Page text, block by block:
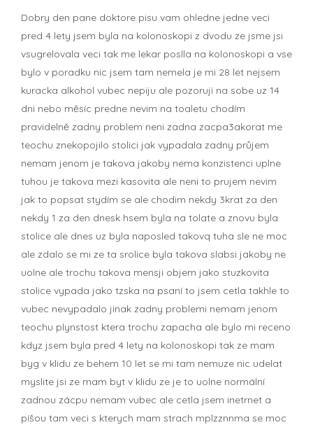
Dobry den pane doktore pisu vam ohledne jedne veci
pred 4 lety jsem byla na kolonoskopi z dvodu ze jsme jsi
vsugrelovala veci tak me lekar poslla na kolonoskopi a vse
bylo v poradku nic jsem tam nemela je mi 28 let nejsem
kuracka alkohol vubec nepiju ale pozoruji na sobe uz 14
dni nebo měsíc predne nevim na toaletu chodím
pravidelně zadny problem neni zadna zacpa3akorat me
teochu znekopojilo stolici jak vypadala zadny průjem
nemam jenom je takova jakoby nema konzistenci uplne
tuhou je takova mezi kasovita ale neni to prujem nevim
jak to popsat stydím se ale chodim nekdy 3krat za den
nekdy 1 za den dnesk hsem byla na tolate a znovu byla
stolice ale dnes uz byla naposled takovq tuha sle ne moc
ale zdalo se mi ze ta srolice byla takova slabsi jakoby ne
uolne ale trochu takova mensji objem jako stuzkovita
stolice vypada jako tzska na psaní to jsem cetla takhle to
vubec nevypadalo jinak zadny problemi nemam jenom
teochu plynstost ktera trochu zapacha ale bylo mi receno
kdyz jsem byla pred 4 lety na kolonoskopi tak ze mam
byg v klidu ze behem 10 let se mi tam nemuze nic udelat
myslite jsi ze mam byt v klidu ze je to uolne normální
zadnou zácpu nemam vubec ale cetla jsem inetrnet a
píšou tam veci s kterych mam strach mplzznnma se moc